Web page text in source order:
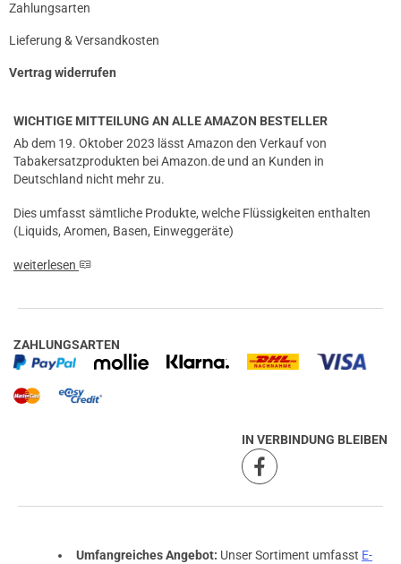
Zahlungsarten
Lieferung & Versandkosten
Vertrag widerrufen
WICHTIGE MITTEILUNG AN ALLE AMAZON BESTELLER
Ab dem 19. Oktober 2023 lässt Amazon den Verkauf von
Tabakersatzprodukten bei Amazon.de und an Kunden in
Deutschland nicht mehr zu.
Dies umfasst sämtliche Produkte, welche Flüssigkeiten enthalten
(Liquids, Aromen, Basen, Einweggeräte)
weiterlesen
ZAHLUNGSARTEN
IN VERBINDUNG BLEIBEN
Umfangreiches Angebot: Unser Sortiment umfasst E-